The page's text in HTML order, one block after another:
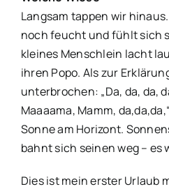
Langsam tappen wir
noch feucht und fühlt sich
kleines Menschlein lacht
ihren Popo. Als zur
unterbrochen: „Da, da, da,
Maaaama, Mamm,
Sonne am Horizont.
bahnt sich seinen weg – es
Dies ist mein erster Urlaub